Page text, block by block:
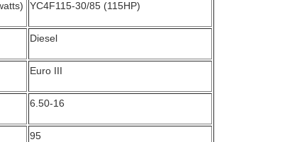
YC4F115-30/85 (115HP)
Diesel
Euro III
6.50-16
95